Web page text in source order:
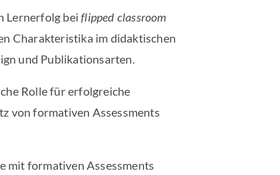
Lernerfolg beiflipped classroom
Charakteristika im didaktischen
und Publikationsarten.
Rolle für erfolgreiche
von formativen Assessments
mit formativen Assessments